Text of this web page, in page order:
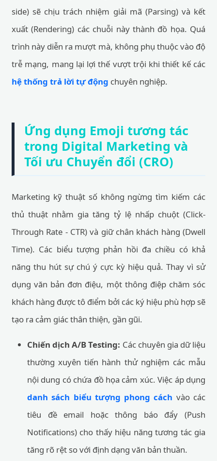
side) sẽ chịu trách nhiệm giải mã (Parsing) và kết
xuất (Rendering) các chuỗi này thành đồ họa. Quá
trình này diễn ra mượt mà, không phụ thuộc vào độ
trễ mạng, mang lại lợi thế vượt trội khi thiết kế các
hệ thống trả lời tự động chuyên nghiệp.
Ứng dụng Emoji tương tác
trong Digital Marketing và
Tối ưu Chuyển đổi (CRO)
Marketing kỹ thuật số không ngừng tìm kiếm các
thủ thuật nhằm gia tăng tỷ lệ nhấp chuột (Click-
Through Rate - CTR) và giữ chân khách hàng (Dwell
Time). Các biểu tượng phản hồi đa chiều có khả
năng thu hút sự chú ý cực kỳ hiệu quả. Thay vì sử
dụng văn bản đơn điệu, một thông điệp chăm sóc
khách hàng được tô điểm bởi các ký hiệu phù hợp sẽ
tạo ra cảm giác thân thiện, gần gũi.
Chiến dịch A/B Testing: Các chuyên gia dữ liệu
thường xuyên tiến hành thử nghiệm các mẫu
nội dung có chứa đồ họa cảm xúc. Việc áp dụng
danh sách biểu tượng phong cách vào các
tiêu đề email hoặc thông báo đẩy (Push
Notifications) cho thấy hiệu năng tương tác gia
tăng rõ rệt so với định dạng văn bản thuần.